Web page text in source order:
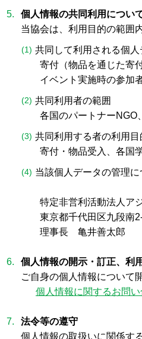
個人情報の共同利用につい
当協会は、利用目的の範囲
共同して利用される個
寄付（物品を通じた寄
イベント実施時の参加
共同利用者の範囲
各国のパートナーNGO
共同利用する者の利用目
寄付・物品受入、各国
当該個人データの管理
特定非営利活動法人ア
東京都千代田区九段南
理事長 亀井善太郎
個人情報の開示・訂正、利
ご自身の個人情報について
個人情報に関するお問
法令等の遵守
個人情報の取扱いに関係す